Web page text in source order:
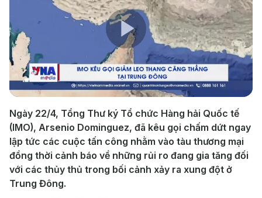
Play
Video
Ngày 22/4, Tổng Thư ký Tổ chức Hàng hải Quốc tế
(IMO), Arsenio Dominguez, đã kêu gọi chấm dứt ngay
lập tức các cuộc tấn công nhằm vào tàu thương mại
đồng thời cảnh báo về những rủi ro đang gia tăng đối
với các thủy thủ trong bối cảnh xảy ra xung đột ở
Trung Đông.